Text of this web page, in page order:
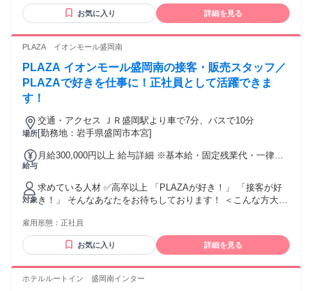
資格不要 ・転勤なし ・副業・WワークOK、フリーター歓迎
・学生歓迎 ＼外国籍の方も活躍中／ ・日本語能力試験N2相当お気に入り 詳細を見る
PLAZA イオンモール盛岡南
PLAZA イオンモール盛岡南の接客・販売スタッフ／
PLAZAで好きを仕事に！正社員として活躍できま
す！
場所
交通・アクセス ＪＲ盛岡駅より車で7分、バスで10分
[勤務地：岩手県盛岡市本宮]
給与
月給300,000円以上 給与詳細 ※基本給・固定残業代・一律手
たり5万円（固定残業時間：1ヶ月あたり30時間） 固定残業時
間を超えた勤務時間については別途残業代を支給する 【一律
手当】 全員に一律で支払われる通勤・皆勤・家族手当金額：
あり 1ヶ月あたり2万円 全員に一律で支払われるその他手当金
対象
求めている人材 ✅高卒以上 「PLAZAが好き！」 「接客が好
き！」 そんなあなたをお待ちしております！ ＜こんな方大歓
ーシップを発揮できる方 ◆店舗運営やマネジメント経験があ
る方 ◆PLAZAが好きな方 ＊経験者歓迎 ＊第二新卒歓迎 ＊UI
ターン歓迎 ＊長期歓迎 ＜こんな経験活かせます＞ ◆接客販
育成の経験
雇用形態： 正社員
お気に入り 詳細を見る
ホテルルートイン 盛岡南インター